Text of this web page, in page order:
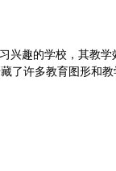
兴趣的学校，其教
了许多教育图形和教